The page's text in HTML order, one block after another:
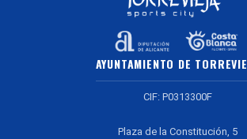
AYUNTAMIENTO DE
CIF: P0313300F
Plaza de la Constitución, 5